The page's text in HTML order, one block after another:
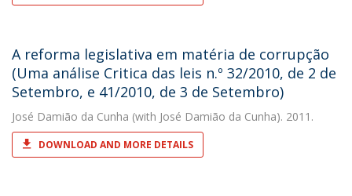
A reforma legislativa em matéria de corrupção
(Uma análise Critica das leis n.º 32/2010, de 2 de
Setembro, e 41/2010, de 3 de Setembro)
José Damião da Cunha (with José Damião da Cunha). 2011.
DOWNLOAD AND MORE DETAILS